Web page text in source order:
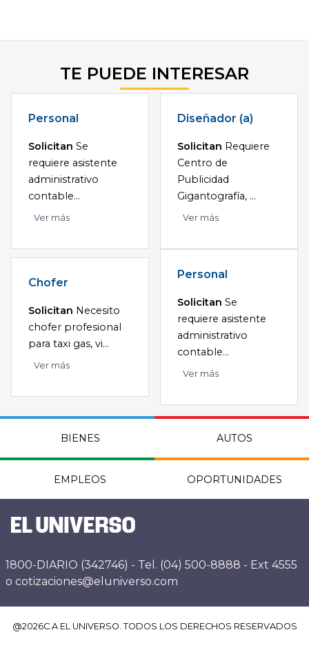
TE PUEDE INTERESAR
Personal
Solicitan Se
requiere asistente
administrativo
contable...
Ver más
Diseñador (a)
Solicitan Requiere
Centro de
Publicidad
Gigantografía, ...
Ver más
Chofer
Solicitan Necesito
chofer profesional
para taxi gas, vi...
Ver más
Personal
Solicitan Se
requiere asistente
administrativo
contable...
Ver más
BIENES AUTOS
EMPLEOS OPORTUNIDADES
1800-DIARIO (342746) - Tel. (04) 500-8888 - Ext 4555
o cotizaciones@eluniverso.com
@2026C.A EL UNIVERSO. TODOS LOS DERECHOS RESERVADOS